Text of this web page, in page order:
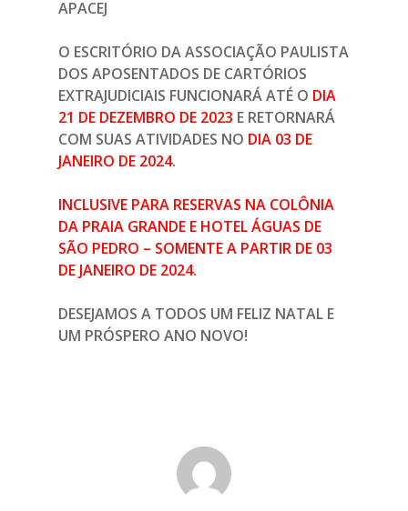
APACEJ
O ESCRITÓRIO DA ASSOCIAÇÃO PAULISTA
DOS APOSENTADOS DE CARTÓRIOS
EXTRAJUDICIAIS FUNCIONARÁ ATÉ O DIA
21 DE DEZEMBRO DE 2023 E RETORNARÁ
COM SUAS ATIVIDADES NO DIA 03 DE
JANEIRO DE 2024.
INCLUSIVE PARA RESERVAS NA COLÔNIA
DA PRAIA GRANDE E HOTEL ÁGUAS DE
SÃO PEDRO – SOMENTE A PARTIR DE 03
DE JANEIRO DE 2024.
DESEJAMOS A TODOS UM FELIZ NATAL E
UM PRÓSPERO ANO NOVO!